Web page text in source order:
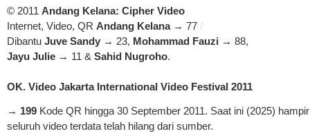
© 2011 Andang Kelana: Cipher Video
Internet, Video, QR Andang Kelana→ 77 /
Dibantu Juve Sandy → 23, Mohammad Fauzi → 88,
Jayu Julie → 11 & Sahid Nugroho.
OK. Video Jakarta International Video Festival 2011
→ 199 Kode QR hingga 30 September 2011. Saat ini (2025) hampir
seluruh video terdata telah hilang dari sumber.